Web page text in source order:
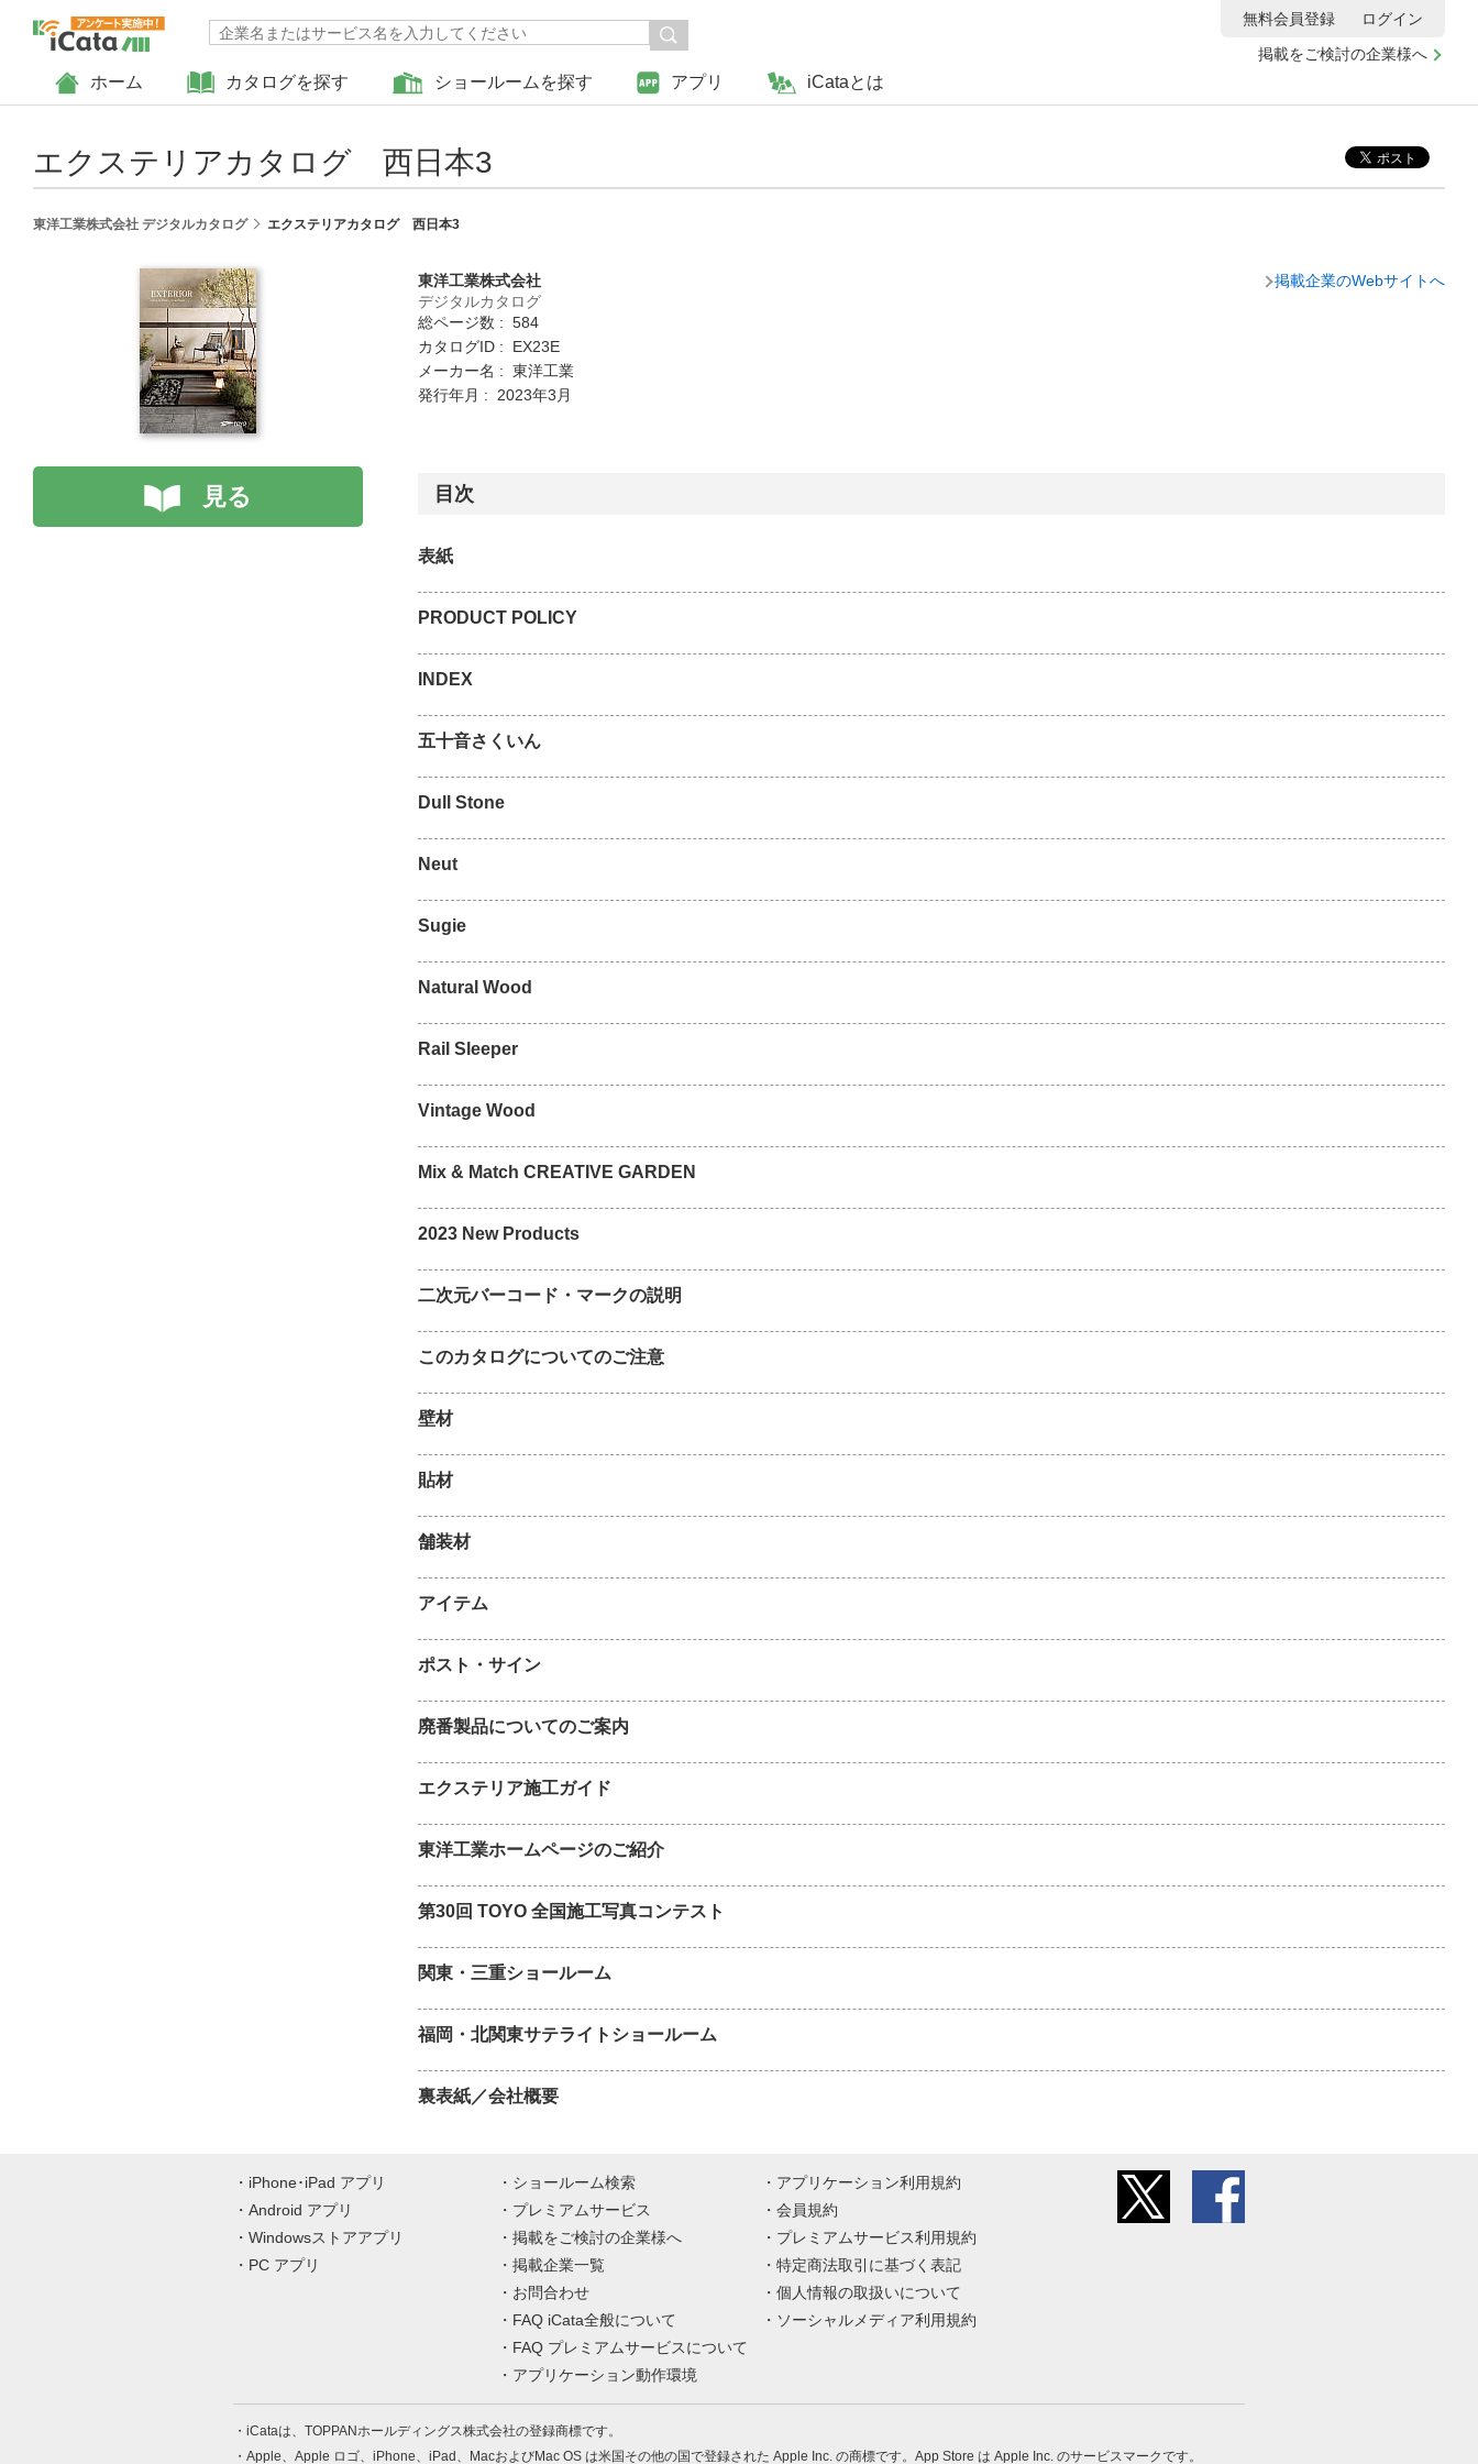
ホーム カタログを探す ショールームを探す アプリ iCataとは
掲載をご検討の企業様へ
無料会員登録 ログイン
エクステリアカタログ 西日本3
東洋工業株式会社 デジタルカタログ エクステリアカタログ 西日本3
見る
東洋工業株式会社
デジタルカタログ
総ページ数 : 584
カタログID : EX23E
メーカー名 : 東洋工業
発行年月 : 2023年3月
掲載企業のWebサイトへ
目次
表紙
PRODUCT POLICY
INDEX
五十音さくいん
Dull Stone
Neut
Sugie
Natural Wood
Rail Sleeper
Vintage Wood
Mix & Match CREATIVE GARDEN
2023 New Products
二次元バーコード・マークの説明
このカタログについてのご注意
壁材
貼材
舗装材
アイテム
ポスト・サイン
廃番製品についてのご案内
エクステリア施工ガイド
東洋工業ホームページのご紹介
第30回 TOYO 全国施工写真コンテスト
関東・三重ショールーム
福岡・北関東サテライトショールーム
裏表紙／会社概要
iPhone･iPad アプリ
Android アプリ
Windowsストアアプリ
PC アプリ
ショールーム検索
プレミアムサービス
掲載をご検討の企業様へ
掲載企業一覧
お問合わせ
FAQ iCata全般について
FAQ プレミアムサービスについて
アプリケーション動作環境
アプリケーション利用規約
会員規約
プレミアムサービス利用規約
特定商法取引に基づく表記
個人情報の取扱いについて
ソーシャルメディア利用規約
iCataは、TOPPANホールディングス株式会社の登録商標です。
Apple、Apple ロゴ、iPhone、iPad、MacおよびMac OS は米国その他の国で登録された Apple Inc. の商標です。App Store は Apple Inc. のサービスマークです。